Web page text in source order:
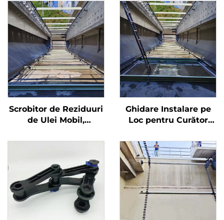
Scrobitor de Reziduuri
de Ulei Mobil,
sau Scrobitor de
Stări de Tratare a
Apelor Residuală
Ghidare Instalare pe
Loc pentru Curător
Depunere